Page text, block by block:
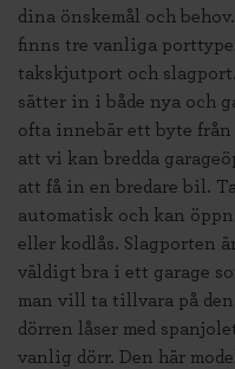
dina önskemål och
finns tre vanliga
takskjutport och
sätter in i både nya och
ofta innebär ett byte
att vi kan bredda
att få in en bredare bil.
automatisk och kan
eller kodlås. Slagporten
väldigt bra i ett garage
man vill ta tillvara på
dörren låser med
vanlig dörr. Den här